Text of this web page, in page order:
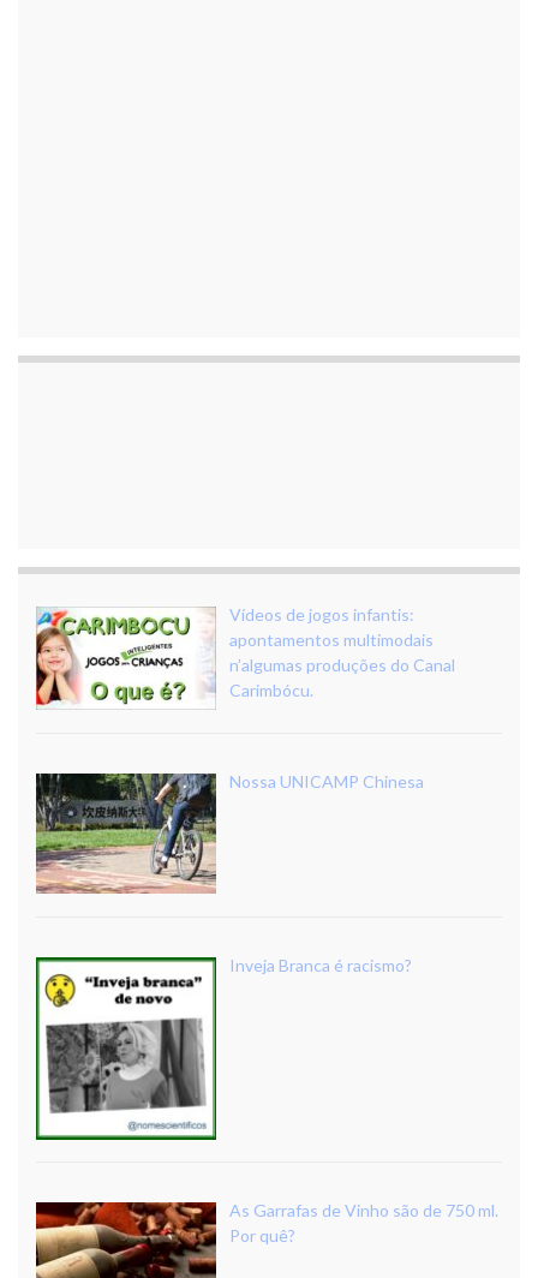
Vídeos de jogos infantis:
apontamentos multimodais
n’algumas produções do Canal
Carimbócu.
Nossa UNICAMP Chinesa
Inveja Branca é racismo?
As Garrafas de Vinho são de 750 ml.
Por quê?